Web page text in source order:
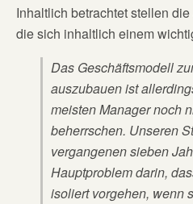
Inhaltlich betrachtet stellen
die sich inhaltlich einem
Das Geschäftsmodell
auszubauen ist
meisten Manager noch
beherrschen. Unseren
vergangenen sieben
Hauptproblem darin,
isoliert vorgehen, wenn